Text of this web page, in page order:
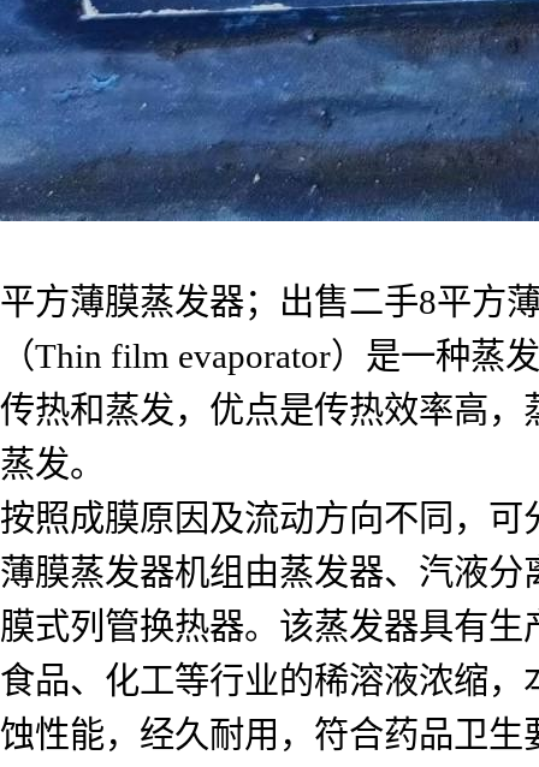
平方薄膜蒸发器；出售二手8平方
（Thin film evaporator）是一种
传热和蒸发，优点是传热效率高
蒸发。
按照成膜原因及流动方向不同，
薄膜蒸发器机组由蒸发器、汽液
膜式列管换热器。该蒸发器具有
食品、化工等行业的稀溶液浓缩
蚀性能，经久耐用，符合药品卫生